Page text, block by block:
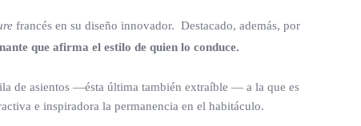
francés en su diseño innovador. Destacado, además, por
que afirma el estilo de quien lo conduce.
de asientos —ésta última también extraíble — a la que es
e inspiradora la permanencia en el habitáculo.